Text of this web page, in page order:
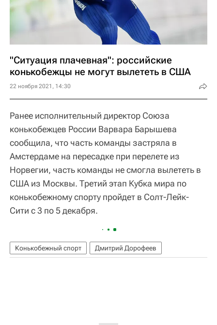
"Ситуация плачевная": российские
конькобежцы не могут вылететь в США
22 ноября 2021, 14:30
Ранее исполнительный директор Союза
конькобежцев России Варвара Барышева
сообщила, что часть команды застряла в
Амстердаме на пересадке при перелете из
Норвегии, часть команды не смогла вылететь в
США из Москвы. Третий этап Кубка мира по
конькобежному спорту пройдет в Солт-Лейк-
Сити с 3 по 5 декабря.
Конькобежный спорт Дмитрий Дорофеев